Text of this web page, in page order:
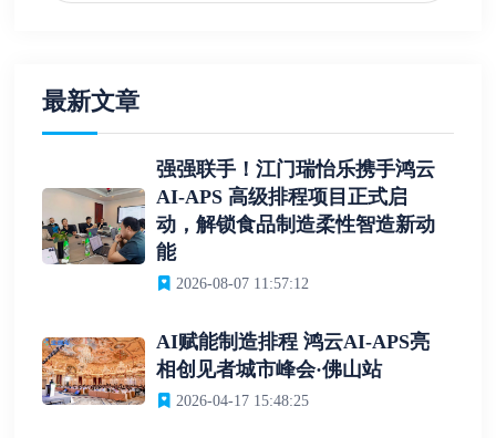
最新文章
强强联手！江门瑞怡乐携手鸿云
AI-APS 高级排程项目正式启
动，解锁食品制造柔性智造新动
能
2026-08-07 11:57:12
AI赋能制造排程 鸿云AI-APS亮
相创见者城市峰会·佛山站
2026-04-17 15:48:25